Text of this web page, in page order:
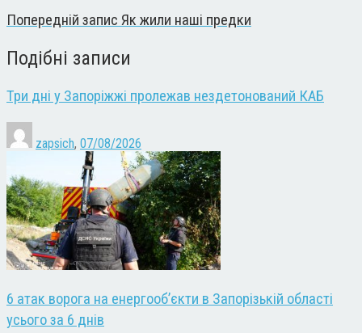
Попередній запис Як жили наші предки
Подібні записи
Три дні у Запоріжжі пролежав нездетонований КАБ
zapsich, 07/08/2026
6 атак ворога на енергооб’єкти в Запорізькій області
усього за 6 днів